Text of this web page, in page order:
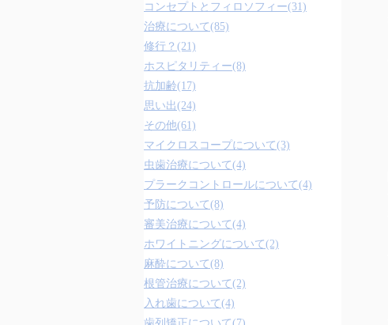
コンセプトとフィロソフィー(31)
治療について(85)
修行？(21)
ホスピタリティー(8)
抗加齢(17)
思い出(24)
その他(61)
マイクロスコープについて(3)
虫歯治療について(4)
プラークコントロールについて(4)
予防について(8)
審美治療について(4)
ホワイトニングについて(2)
麻酔について(8)
根管治療について(2)
入れ歯について(4)